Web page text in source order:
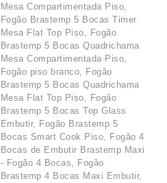
Mesa Compartimentada Piso,
Fogão Brastemp 5 Bocas Timer
Mesa Flat Top Piso, Fogão
Brastemp 5 Bocas Quadrichama
Mesa Compartimentada Piso,
Fogão piso branco, Fogão
Brastemp 5 Bocas Quadrichama
Mesa Flat Top Piso, Fogão
Brastemp 5 Bocas Top Glass
Embutir, Fogão Brastemp 5
Bocas Smart Cook Piso, Fogão 4
Bocas de Embutir Brastemp Maxi
- Fogão 4 Bocas, Fogão
Brastemp 4 Bocas Maxi Embutir,